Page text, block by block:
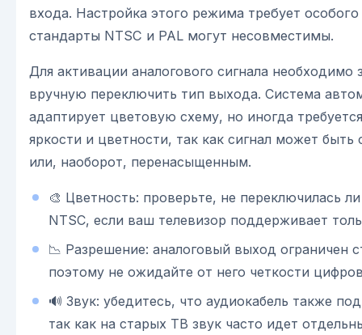
входа. Настройка этого режима требует
стандарты NTSC и PAL могут несовместимы.
Для активации аналогового сигнала
вручную переключить тип выхода. Система
адаптирует цветовую схему, но иногда
яркости и цветности, так как сигнал может
или, наоборот, перенасыщенным.
🎨 Цветность: проверьте, не переключилась
NTSC, если ваш телевизор поддерживает
📉 Разрешение: аналоговый выход ограничен
поэтому не ожидайте от него четкости
🔊 Звук: убедитесь, что аудиокабель также
так как на старых ТВ звук часто идет